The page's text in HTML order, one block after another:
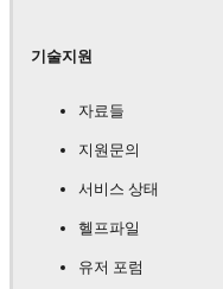
기술지원
자료들
지원문의
서비스 상태
헬프파일
유저 포럼